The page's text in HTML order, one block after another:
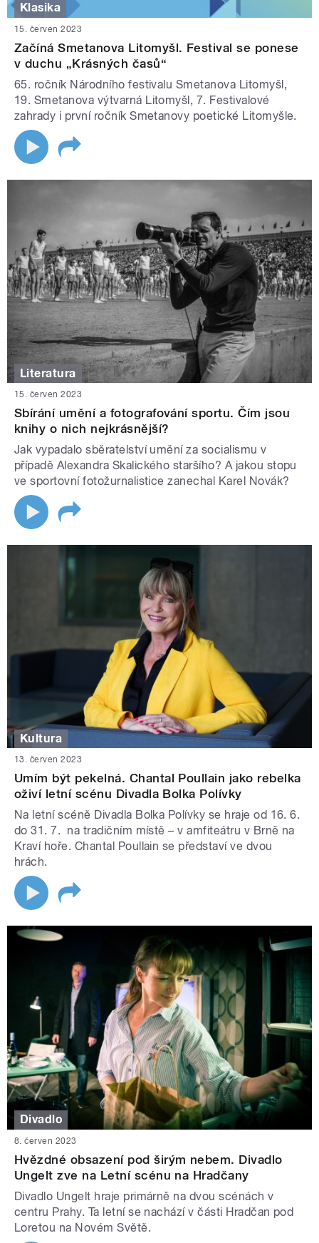
Klasika
15. červen 2023
Začíná Smetanova Litomyšl. Festival se ponese
v duchu „Krásných časů“
65. ročník Národního festivalu Smetanova Litomyšl,
19. Smetanova výtvarná Litomyšl, 7. Festivalové
zahrady i první ročník Smetanovy poetické Litomyšle.
Literatura
15. červen 2023
Sbírání umění a fotografování sportu. Čím jsou
knihy o nich nejkrásnější?
Jak vypadalo sběratelství umění za socialismu v
případě Alexandra Skalického staršího? A jakou stopu
ve sportovní fotožurnalistice zanechal Karel Novák?
Kultura
13. červen 2023
Umím být pekelná. Chantal Poullain jako rebelka
oživí letní scénu Divadla Bolka Polívky
Na letní scéně Divadla Bolka Polívky se hraje od 16. 6.
do 31. 7. na tradičním místě – v amfiteátru v Brně na
Kraví hoře. Chantal Poullain se představí ve dvou
hrách.
Divadlo
8. červen 2023
Hvězdné obsazení pod širým nebem. Divadlo
Ungelt zve na Letní scénu na Hradčany
Divadlo Ungelt hraje primárně na dvou scénách v
centru Prahy. Ta letní se nachází v části Hradčan pod
Loretou na Novém Světě.